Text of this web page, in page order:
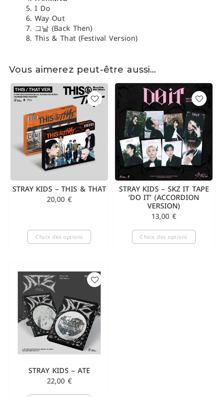
I Do
Way Out
그날 (Back Then)
This & That (Festival Version)
Vous aimerez peut-être aussi…
STRAY KIDS – THIS & THAT
20,00 €
Choix des options
STRAY KIDS – SKZ IT TAPE
‘DO IT’ (ACCORDION
VERSION)
13,00 €
Choix des options
STRAY KIDS – ATE
22,00 €